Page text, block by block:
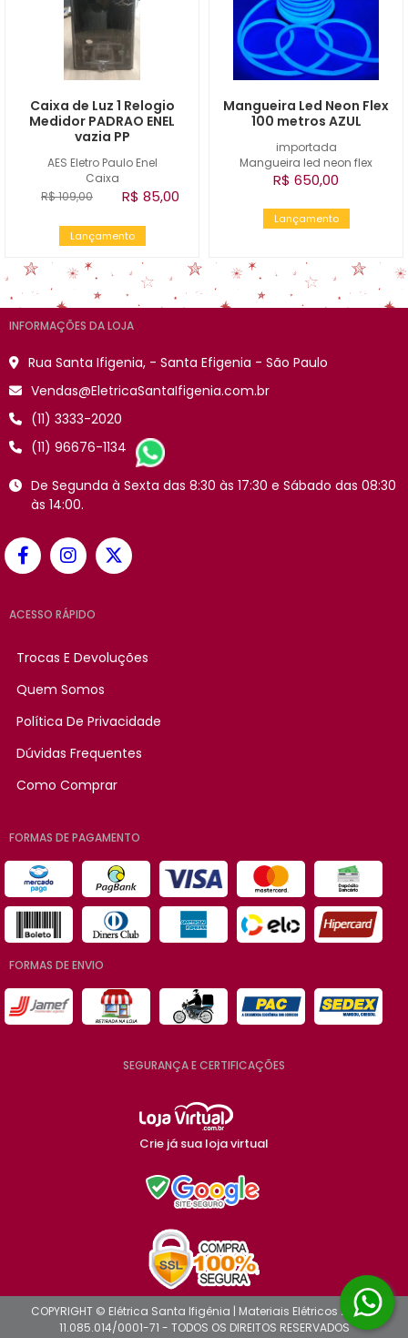
AES Eletro Paulo Enel
Caixa
Caixa de Luz 1 Relogio
Medidor PADRAO ENEL
vazia PP
R$ 109,00 R$ 85,00
Lançamento
importada
Mangueira led neon flex
Mangueira Led Neon Flex
100 metros AZUL
R$ 650,00
Lançamento
INFORMAÇÕES DA LOJA
Rua Santa Ifigenia, - Santa Efigenia - São Paulo
Vendas@EletricaSantaIfigenia.com.br
(11) 3333-2020
(11) 96676-1134
De Segunda à Sexta das 8:30 às 17:30 e Sábado das 08:30
às 14:00.
ACESSO RÁPIDO
Trocas E Devoluções
Quem Somos
Política De Privacidade
Dúvidas Frequentes
Como Comprar
FORMAS DE PAGAMENTO
FORMAS DE ENVIO
SEGURANÇA E CERTIFICAÇÕES
Crie já sua loja virtual
COPYRIGHT © Elétrica Santa Ifigênia | Materiais Elétricos 2026 -
11.085.014/0001-71 - TODOS OS DIREITOS RESERVADOS